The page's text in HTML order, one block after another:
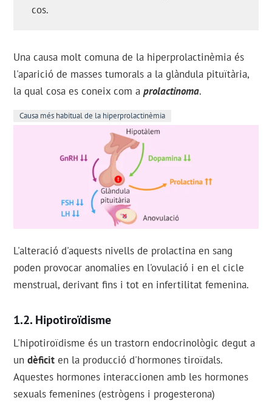
cos.
Una causa molt comuna de la hiperprolactinèmia és
l'aparició de masses tumorals a la glàndula pituïtària,
la qual cosa es coneix com aprolactinoma.
Causa més habitual de la hiperprolactinèmia
L'alteració d'aquests nivells de prolactina en sang
poden provocar anomalies en l'ovulació i en el cicle
menstrual, derivant fins i tot en infertilitat femenina.
Hipotiroïdisme
L'hipotiroïdisme és un trastorn endocrinològic degut a
undèficit en la producció d'hormones tiroïdals.
Aquestes hormones interaccionen amb les hormones
sexuals femenines (estrògens i progesterona)